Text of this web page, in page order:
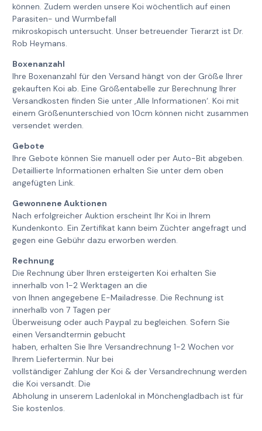
können. Zudem werden unsere Koi wöchentlich auf einen
Parasiten- und Wurmbefall
mikroskopisch untersucht. Unser betreuender Tierarzt ist Dr.
Rob Heymans.
Boxenanzahl
Ihre Boxenanzahl für den Versand hängt von der Größe Ihrer
gekauften Koi ab. Eine Größentabelle zur Berechnung Ihrer
Versandkosten finden Sie unter ‚Alle Informationen‘. Koi mit
einem Größenunterschied von 10cm können nicht zusammen
versendet werden.
Gebote
Ihre Gebote können Sie manuell oder per Auto-Bit abgeben.
Detaillierte Informationen erhalten Sie unter dem oben
angefügten Link.
Gewonnene Auktionen
Nach erfolgreicher Auktion erscheint Ihr Koi in Ihrem
Kundenkonto. Ein Zertifikat kann beim Züchter angefragt und
gegen eine Gebühr dazu erworben werden.
Rechnung
Die Rechnung über Ihren ersteigerten Koi erhalten Sie
innerhalb von 1-2 Werktagen an die
von Ihnen angegebene E-Mailadresse. Die Rechnung ist
innerhalb von 7 Tagen per
Überweisung oder auch Paypal zu begleichen. Sofern Sie
einen Versandtermin gebucht
haben, erhalten Sie Ihre Versandrechnung 1-2 Wochen vor
Ihrem Liefertermin. Nur bei
vollständiger Zahlung der Koi & der Versandrechnung werden
die Koi versandt. Die
Abholung in unserem Ladenlokal in Mönchengladbach ist für
Sie kostenlos.